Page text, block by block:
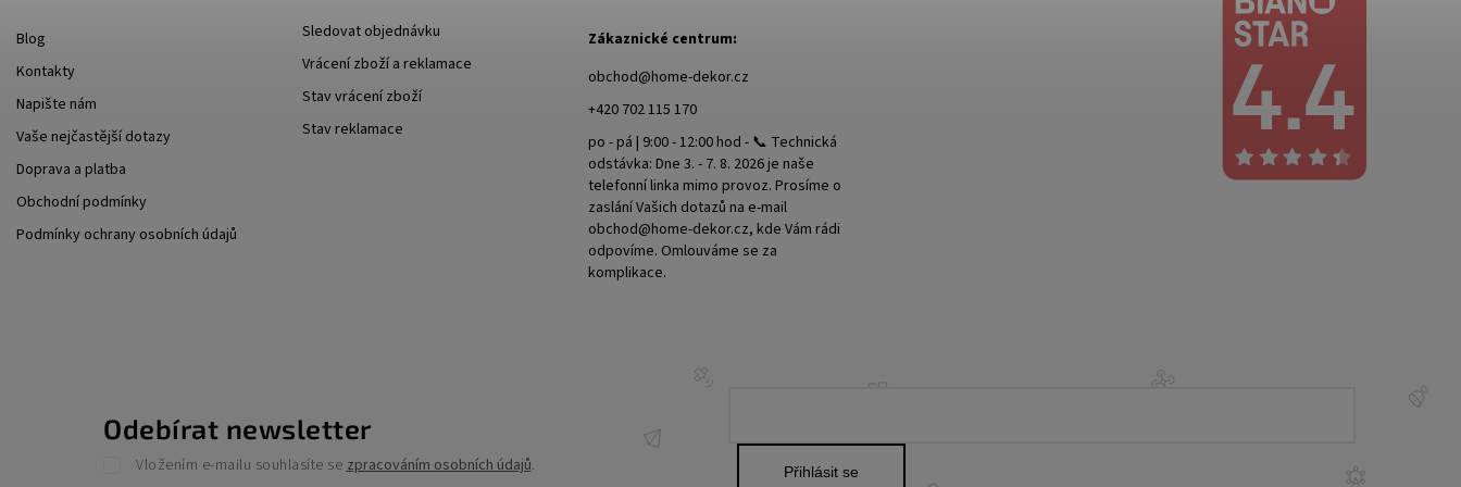
Blog
Kontakty
Napište nám
Vaše nejčastější dotazy
Doprava a platba
Obchodní podmínky
Podmínky ochrany osobních údajů
Sledovat objednávku
Vrácení zboží a reklamace
Stav vrácení zboží
Stav reklamace
Odebírat newsletter
Vložením e-mailu souhlasíte sezpracováním osobních údajů. Přihlásit se
Zákaznické centrum:
obchod@home-dekor.cz
+420 702 115 170
po - pá | 9:00 - 12:00 hod - 📞 Technická
odstávka: Dne 3. - 7. 8. 2026 je naše
telefonní linka mimo provoz. Prosíme o
zaslání Vašich dotazů na e-mail
obchod@home-dekor.cz, kde Vám rádi
odpovíme. Omlouváme se za
komplikace.